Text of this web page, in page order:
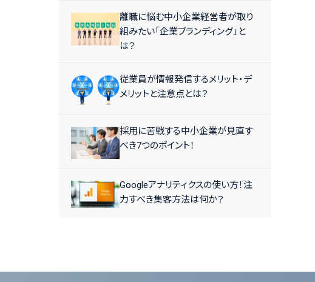
離職に悩む中小企業経営者が取り
組みたい「企業ブランディング」と
は？
従業員が情報発信するメリット・デ
メリットと注意点とは？
採用に苦戦する中小企業が見直す
べき7つのポイント！
Googleアナリティクスの使い方！注
力すべき集客方法は何か？